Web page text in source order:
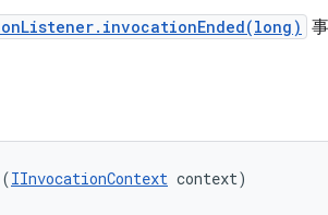
IInvocationContext context)